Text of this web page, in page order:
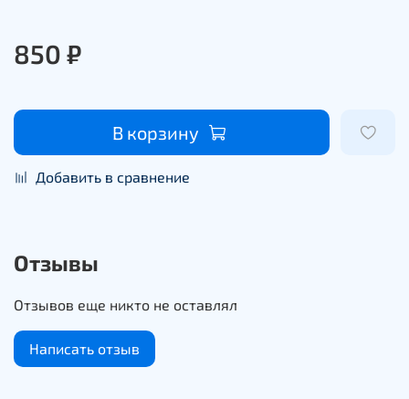
850 ₽
В корзину
Добавить в сравнение
Отзывы
Отзывов еще никто не оставлял
Написать отзыв